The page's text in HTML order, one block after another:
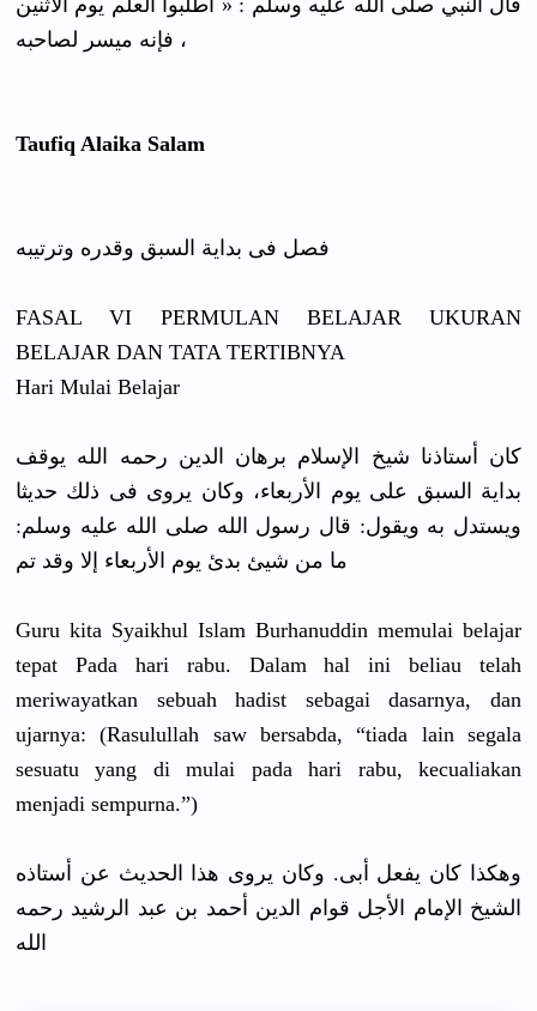
، فإنه ميسر لصاحبه
Taufiq Alaika Salam
ﻓﺼﻞ ﻓﻰ ﺑﺪﺍﻳﺔ ﺍﻟﺴﺒﻖ ﻭﻗﺪﺭﻩ ﻭﺗﺮﺗﻴﺒﻪ
FASAL VI PERMULAN BELAJAR UKURAN
BELAJAR DAN TATA TERTIBNYA
Hari Mulai Belajar
ﻛﺎﻥ ﺃﺳﺘﺎﺫﻧﺎ ﺷﻴﺦ ﺍﻹﺳﻼﻡ ﺑﺮﻫﺎﻥ ﺍﻟﺪﻳﻦ ﺭﺣﻤﻪ ﺍﻟﻠﻪ ﻳﻮﻗﻒ
ﺑﺪﺍﻳﺔ ﺍﻟﺴﺒﻖ ﻋﻠﻰ ﻳﻮﻡ ﺍﻷﺭﺑﻌﺎﺀ، ﻭﻛﺎﻥ ﻳﺮﻭﻯ ﻓﻰ ﺫﻟﻚ ﺣﺪﻳﺜﺎ
ﻭﻳﺴﺘﺪﻝ ﺑﻪ ﻭﻳﻘﻮﻝ: ﻗﺎﻝ ﺭﺳﻮﻝ ﺍﻟﻠﻪ ﺻﻠﻰ ﺍﻟﻠﻪ ﻋﻠﻴﻪ ﻭﺳﻠﻢ:
ﻣﺎ ﻣﻦ ﺷﻴﺊ ﺑﺪﺉ ﻳﻮﻡ ﺍﻷﺭﺑﻌﺎﺀ ﺇﻻ ﻭﻗﺪ ﺗﻢ
Guru kita Syaikhul Islam Burhanuddin memulai belajar
tepat Pada hari rabu. Dalam hal ini beliau telah
meriwayatkan sebuah hadist sebagai dasarnya, dan
ujarnya: (Rasulullah saw bersabda, “tiada lain segala
sesuatu yang di mulai pada hari rabu, kecualiakan
menjadi sempurna.”)
ﻭﻫﻜﺬﺍ ﻛﺎﻥ ﻳﻔﻌﻞ ﺃﺑﻰ. ﻭﻛﺎﻥ ﻳﺮﻭﻯ ﻫﺬﺍ ﺍﻟﺤﺪﻳﺚ ﻋﻦ ﺃﺳﺘﺎﺫﻩ
ﺍﻟﺸﻴﺦ ﺍﻹﻣﺎﻡ ﺍﻷﺟﻞ ﻗﻮﺍﻡ ﺍﻟﺪﻳﻦ ﺃﺣﻤﺪ ﺑﻦ ﻋﺒﺪ ﺍﻟﺮﺷﻴﺪ ﺭﺣﻤﻪ
ﺍﻟﻠﻪ